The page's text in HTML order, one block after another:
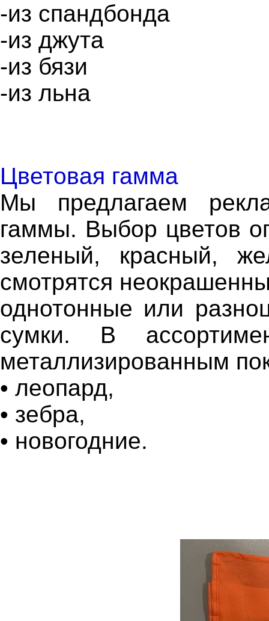
-из спандбонда
-из джута
-из бязи
-из льна
Цветовая гамма
Мы предлагаем
гаммы. Выбор цветов
зеленый, красный,
смотрятся
однотонные или
сумки. В
металлизированным
• леопард,
• зебра,
• новогодние.